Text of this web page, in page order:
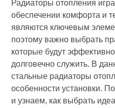
Радиаторы отопления
обеспечении комфорта и
являются ключевым
поэтому важно выбрать
которые будут
долговечно служить. В
стальные радиаторы
особенности установки.
и узнаем, как выбрать